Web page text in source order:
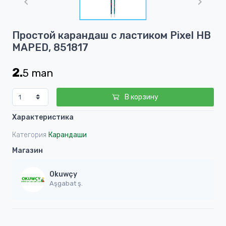
1
of
Простой карандаш с ластиком Pixel HB
MAPED, 851817
2.5 man
В корзину
Характеристика
Категория Карандаши
Магазин
Okuwçy
Aşgabat ş.